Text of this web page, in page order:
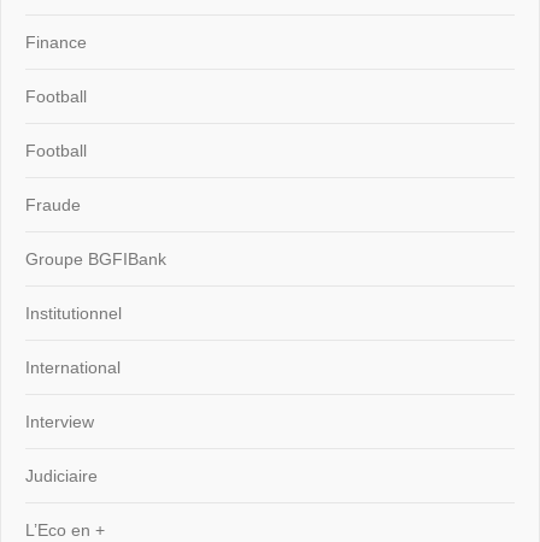
Finance
Football
Football
Fraude
Groupe BGFIBank
Institutionnel
International
Interview
Judiciaire
L’Eco en +